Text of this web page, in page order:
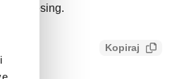
mesing.
Kopiraj